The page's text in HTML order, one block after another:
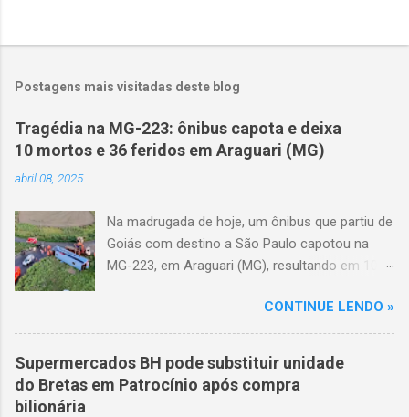
Postagens mais visitadas deste blog
Tragédia na MG-223: ônibus capota e deixa
10 mortos e 36 feridos em Araguari (MG)
abril 08, 2025
Na madrugada de hoje, um ônibus que partiu de
Goiás com destino a São Paulo capotou na
MG-223, em Araguari (MG), resultando em 10
volta das 3h40, próximo ao trevo de Queixinho,
quando o motorista perdeu o controle do
veículo, atravessou o canteiro central e
capotou em uma alça de acesso. Entre as
vítimas fatais, há duas crianças de
CONTINUE LENDO »
Supermercados BH pode substituir unidade
do Bretas em Patrocínio após compra
bilionária